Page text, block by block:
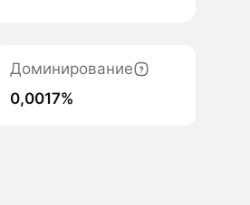
Доминирование
0,0017%